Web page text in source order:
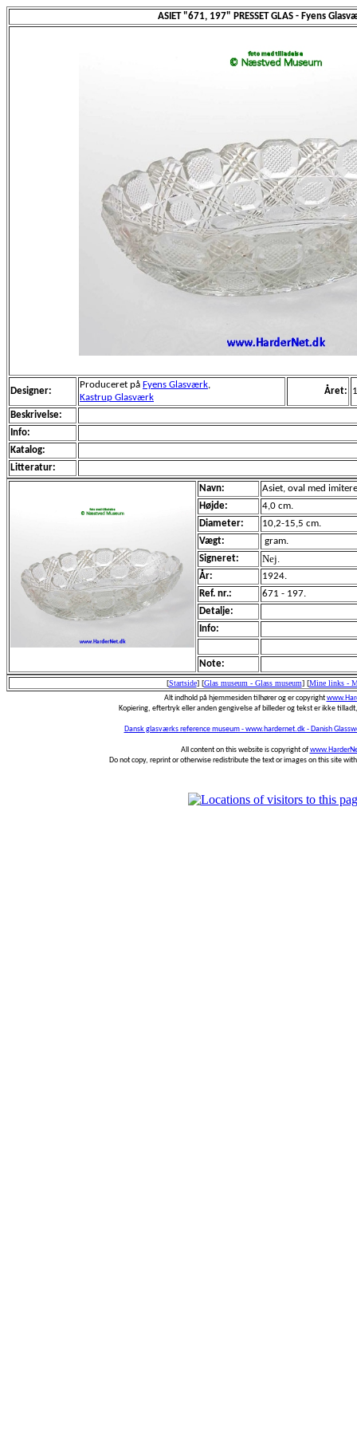
ASIET "671, 197" PRESSET GLAS - Fyens
Designer:
Produceret på Fyens Glasværk,
Kastrup Glasværk
Året:
Beskrivelse:
Info:
Katalog:
Litteratur:
Navn:
Asiet, oval med
Højde:
4,0 cm.
Diameter:
10,2-15,5 cm.
Vægt:
gram.
Signeret:
Nej.
År:
1924.
Ref. nr.:
671 - 197.
Detalje:
Info:
Note:
[Startside] [Glas museum - Glass museum] [Mine links -
Alt indhold på hjemmesiden tilhører og er copyright
Kopiering, eftertryk eller anden gengivelse af billeder og tekst er ikke
Dansk glasværks reference museum - www.hardernet.dk - Danish
All content on this website is copyright of
Do not copy, reprint or otherwise redistribute the text or images on this site